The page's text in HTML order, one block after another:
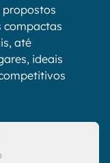
propostos
compactas
até
ideais